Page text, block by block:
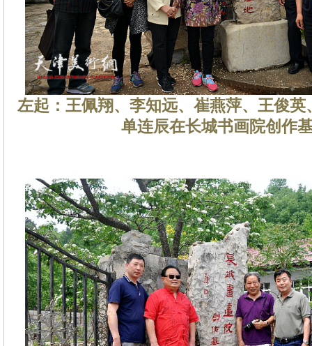
左起：王佩翔、李知远、崔燕萍、王俊
单连辰在长城书画院创作